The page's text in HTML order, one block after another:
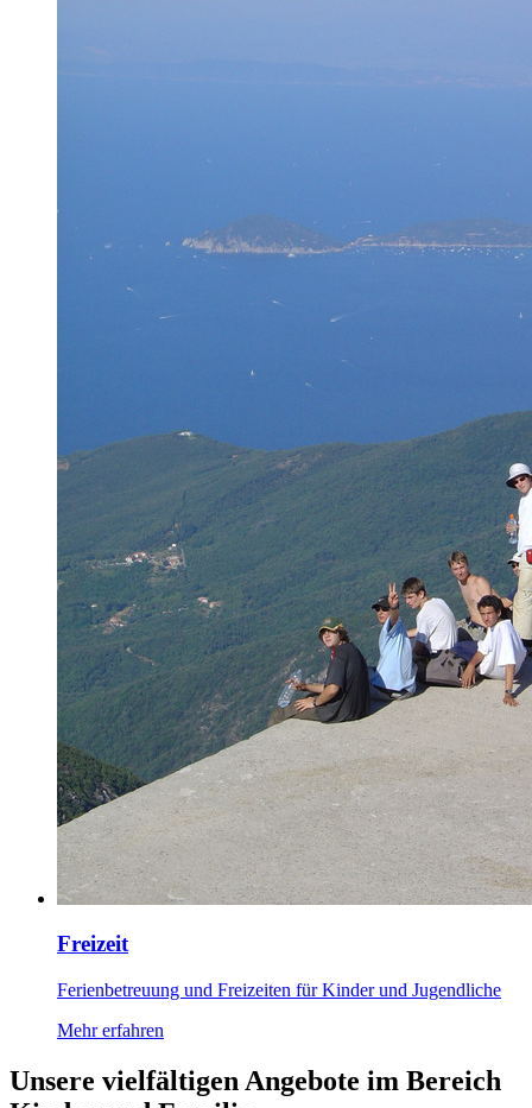
Freizeit
Ferienbetreuung und Freizeiten für Kinder und Jugendliche
Mehr erfahren
Unsere vielfältigen Angebote im Bereich